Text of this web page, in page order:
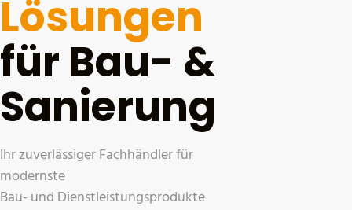
Lösungen
für Bau- &
Sanierung
Ihr zuverlässiger Fachhändler für
modernste
Bau- und Dienstleistungsprodukte